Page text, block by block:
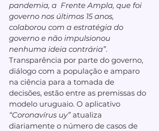
pandemia, a  Frente Ampla, que foi
governo nos últimos 15 anos,
colaborou com a estratégia do
governo e não impulsionou
nenhuma ideia contrária”.
Transparência por parte do governo,
diálogo com a população e amparo
na ciência para a tomada de
decisões, estão entre as premissas do
modelo uruguaio. O aplicativo
“Coronavírus uy” atualiza
diariamente o número de casos de